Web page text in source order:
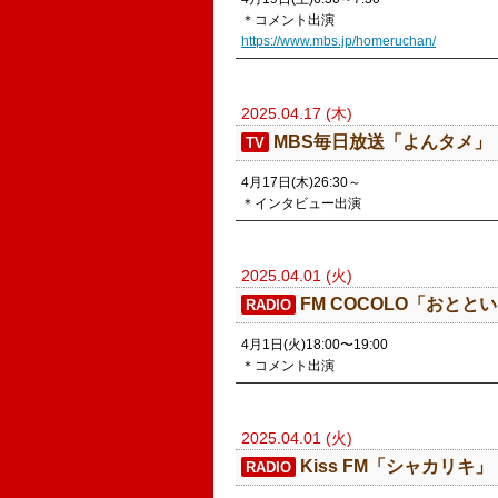
＊コメント出演
https://www.mbs.jp/homeruchan/
2025.04.17 (木)
TV MBS毎日放送「よんタメ」
4月17日(木)26:30～
＊インタビュー出演
2025.04.01 (火)
RADIO FM COCOLO「おととい
4月1日(火)18:00〜19:00
＊コメント出演
2025.04.01 (火)
RADIO ​Kiss FM「シャカリキ」